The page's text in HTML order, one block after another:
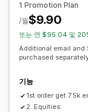
1 Promotion Plan
$9.90
/월
또는 연 $95.04 및
Additional email and
purchased
기능
1st order get 7.5k
2. Equities: